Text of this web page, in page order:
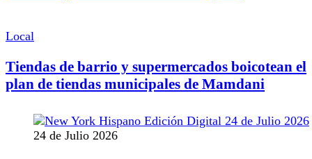
Local
Tiendas de barrio y supermercados boicotean el
plan de tiendas municipales de Mamdani
24 de Julio 2026